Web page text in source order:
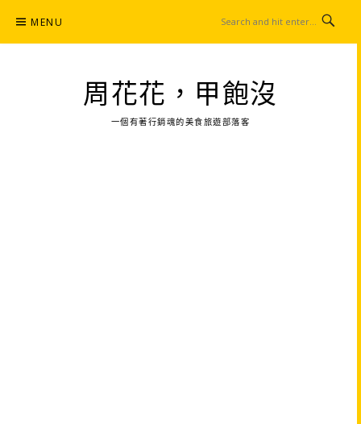
content
MENU
周花花，甲飽沒
一個有著行銷魂的美食旅遊部落客